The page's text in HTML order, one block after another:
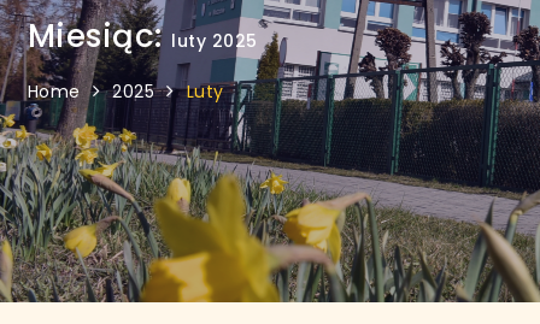
Miesiąc: luty 2025
Home 2025 Luty